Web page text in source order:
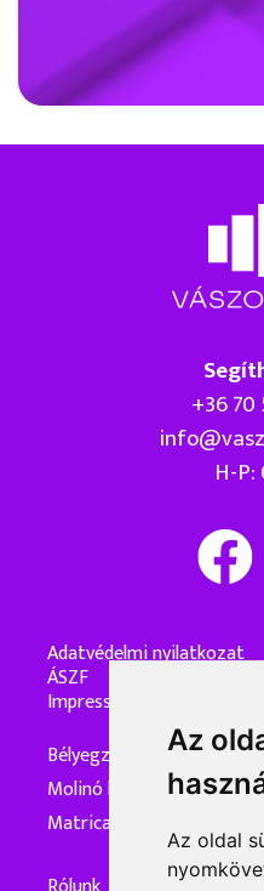
Az
Az oldal
+36 70
H-
Bélyegzőkészítés
Molinó készítés
Matrica készítés
Adatvédelmi nyilatkozat
ÁSZF
Impresszum